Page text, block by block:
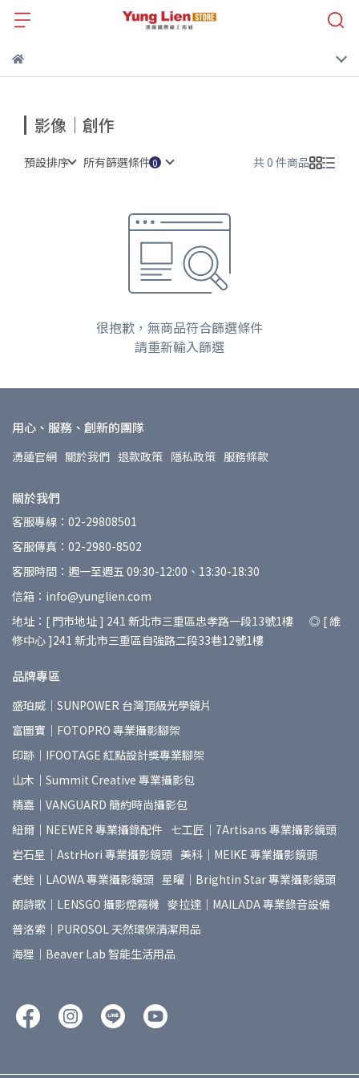
影像｜創作
預設排序 所有篩選條件 共 0 件商品
很抱歉，無商品符合篩選條件
請重新輸入篩選
用心、服務、創新的團隊
湧蓮官網 關於我們 退款政策 隱私政策 服務條款
關於我們
客服專線：02-29808501
客服傳真：02-2980-8502
客服時間：週一至週五 09:30-12:00、13:30-18:30
信箱：info@yunglien.com
地址：[ 門市地址 ] 241 新北市三重區忠孝路一段13號1樓 ◎ [ 維
修中心 ]241 新北市三重區自強路二段33巷12號1樓
品牌專區
盛珀威｜SUNPOWER 台灣頂級光學鏡片
富圖寶｜FOTOPRO 專業攝影腳架
印跡｜IFOOTAGE 紅點設計獎專業腳架
山木｜Summit Creative 專業攝影包
精嘉｜VANGUARD 簡約時尚攝影包
紐爾｜NEEWER 專業攝錄配件 七工匠｜7Artisans 專業攝影鏡頭
岩石星｜AstrHori 專業攝影鏡頭 美科｜MEIKE 專業攝影鏡頭
老蛙｜LAOWA 專業攝影鏡頭 星曜｜Brightin Star 專業攝影鏡頭
朗詩歌｜LENSGO 攝影煙霧機 麥拉達｜MAILADA 專業錄音設備
普洛索｜PUROSOL 天然環保清潔用品
海狸｜Beaver Lab 智能生活用品